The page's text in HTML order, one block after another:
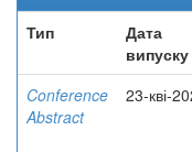
Тип
Дата
випуску
Conference
Abstract
23-кві-